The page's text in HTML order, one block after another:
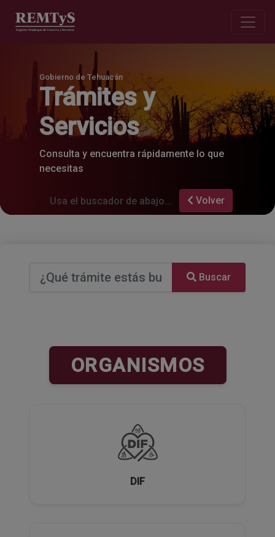
Gobierno de Tehuacán
Trámites y
Servicios
Consulta y encuentra rápidamente lo que
necesitas
Volver
Buscar
ORGANISMOS
DIF